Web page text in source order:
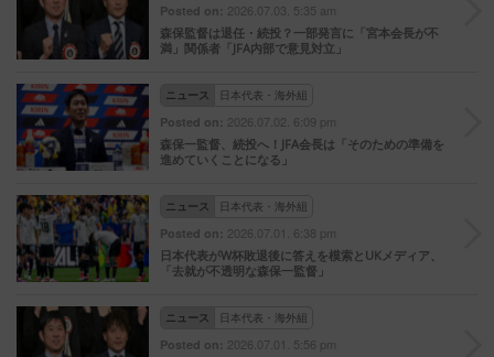
Posted on: 2026.07.03. 5:35 am
森保監督は退任・続投？一部発言に「宮本会長が不
満」関係者「JFA内部で意見対立」
ニュース 日本代表・海外組
Posted on: 2026.07.02. 6:09 pm
森保一監督、続投へ！JFA会長は「そのための準備を
進めていくことになる」
ニュース 日本代表・海外組
Posted on: 2026.07.01. 6:38 pm
日本代表がW杯敗退後に答えを模索とUKメディア、
「去就が不透明な森保一監督」
ニュース 日本代表・海外組
Posted on: 2026.07.01. 5:56 pm